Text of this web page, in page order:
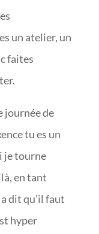
un atelier, un
faites
journée de
tu es un
je tourne
en tant
dit qu’il faut
hyper